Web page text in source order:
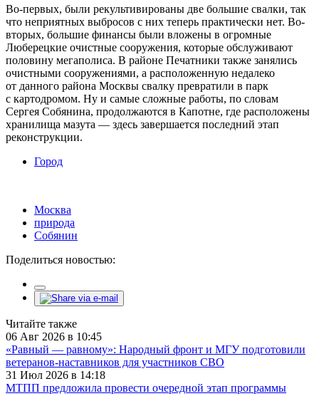
Во-первых, были рекультивированы две большие свалки, так
что неприятных выбросов с них теперь практически нет. Во-
вторых, большие финансы были вложены в огромные
Люберецкие очистные сооружения, которые обслуживают
половину мегаполиса. В районе Печатники также занялись
очистными сооружениями, а расположенную недалеко
от данного района Москвы свалку превратили в парк
с картодромом. Ну и самые сложные работы, по словам
Сергея Собянина, продолжаются в Капотне, где расположены
хранилища мазута — здесь завершается последний этап
реконструкции.
Город
Москва
природа
Собянин
Поделиться новостью:
Читайте также
06 Авг 2026 в 10:45
«Равный — равному»: Народный фронт и МГУ подготовили
ветеранов-наставников для участников СВО
31 Июл 2026 в 14:18
МТПП предложила провести очередной этап программы